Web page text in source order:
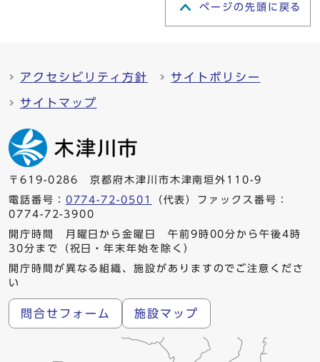
ページの先頭に戻る
アクセシビリティ方針 サイトポリシー
サイトマップ
〒619-0286 京都府木津川市木津南垣外110-9
電話番号： 0774-72-0501
（代表）ファックス番号：
0774-72-3900
開庁時間 月曜日から金曜日 午前9時00分から午後4時
30分まで（祝日・年末年始を除く）
開庁時間が異なる組織、施設がありますのでご注意くださ
い
問合せフォーム 施設マップ